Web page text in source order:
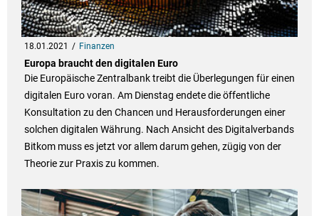
18.01.2021 Finanzen
Europa braucht den digitalen Euro
Die Europäische Zentralbank treibt die Überlegungen für einen
digitalen Euro voran. Am Dienstag endete die öffentliche
Konsultation zu den Chancen und Herausforderungen einer
solchen digitalen Währung. Nach Ansicht des Digitalverbands
Bitkom muss es jetzt vor allem darum gehen, zügig von der
Theorie zur Praxis zu kommen.